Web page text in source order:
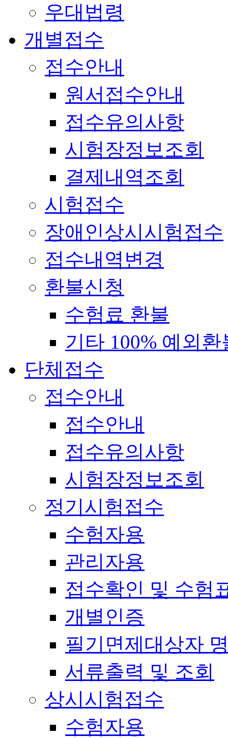
우대법령
개별접수
접수안내
원서접수안내
접수유의사항
시험장정보조회
결제내역조회
시험접수
장애인상시시험접수
접수내역변경
환불신청
수험료 환불
기타 100% 예외환
단체접수
접수안내
접수안내
접수유의사항
시험장정보조회
정기시험접수
수험자용
관리자용
접수확인 및 수험
개별인증
필기면제대상자
서류출력 및 조회
상시시험접수
수험자용